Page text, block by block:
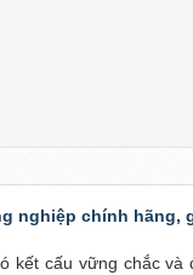
nghiệp chính hãng,
kết cấu vững chắc